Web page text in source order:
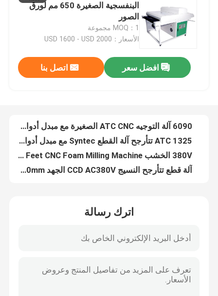
منزل
أشرطة فيديو
جولة في المعمل
ضبط الجودة
البنفسجية الصغيرة 650 مم لورق
الصور
MOQ：1 مجموعة
الأسعار：USD 1600 - USD 2000
افضل سعر اتصل بنا
220 فولت 50 هرتز أجزاء آلة التصنيع باستخدام الحاسب الآلي 1 المرحلة 2.2Kw مجمع الغبار النجارة
380V ER25 CNC أجزاء آلة 5.5kw المغزل المياه التبريد 3 المرحلة
آلة صنع الألبوم 450 مم 750 وات GS-450V آلة قطع الورق اليدوية
الصناعة CNC Nesting Router Machine Auto Miller 1325 CNC Router ATC
اترك رسالة